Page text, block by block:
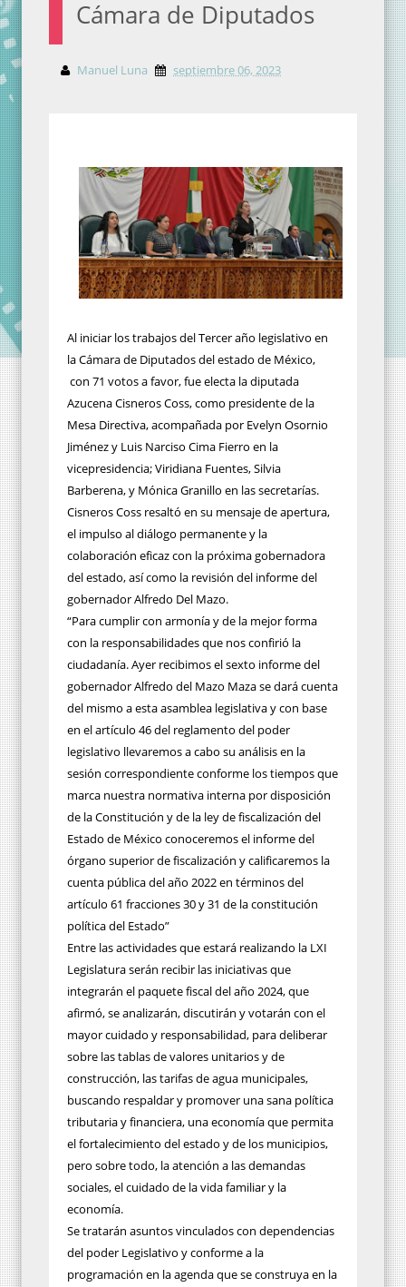
Cámara de Diputados
Manuel Luna septiembre 06, 2023
Al iniciar los trabajos del Tercer año legislativo en
la Cámara de Diputados del estado de México,
con 71 votos a favor, fue electa la diputada
Azucena Cisneros Coss, como presidente de la
Mesa Directiva, acompañada por Evelyn Osornio
Jiménez y Luis Narciso Cima Fierro en la
vicepresidencia; Viridiana Fuentes, Silvia
Barberena, y Mónica Granillo en las secretarías.
Cisneros Coss resaltó en su mensaje de apertura,
el impulso al diálogo permanente y la
colaboración eficaz con la próxima gobernadora
del estado, así como la revisión del informe del
gobernador Alfredo Del Mazo.
“Para cumplir con armonía y de la mejor forma
con la responsabilidades que nos confirió la
ciudadanía. Ayer recibimos el sexto informe del
gobernador Alfredo del Mazo Maza se dará cuenta
del mismo a esta asamblea legislativa y con base
en el artículo 46 del reglamento del poder
legislativo llevaremos a cabo su análisis en la
sesión correspondiente conforme los tiempos que
marca nuestra normativa interna por disposición
de la Constitución y de la ley de fiscalización del
Estado de México conoceremos el informe del
órgano superior de fiscalización y calificaremos la
cuenta pública del año 2022 en términos del
artículo 61 fracciones 30 y 31 de la constitución
política del Estado”
Entre las actividades que estará realizando la LXI
Legislatura serán recibir las iniciativas que
integrarán el paquete fiscal del año 2024, que
afirmó, se analizarán, discutirán y votarán con el
mayor cuidado y responsabilidad, para deliberar
sobre las tablas de valores unitarios y de
construcción, las tarifas de agua municipales,
buscando respaldar y promover una sana política
tributaria y financiera, una economía que permita
el fortalecimiento del estado y de los municipios,
pero sobre todo, la atención a las demandas
sociales, el cuidado de la vida familiar y la
economía.
Se tratarán asuntos vinculados con dependencias
del poder Legislativo y conforme a la
programación en la agenda que se construya en la